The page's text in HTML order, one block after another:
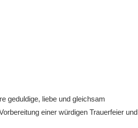
geduldige, liebe und gleichsam
einer würdigen Trauerfeier und